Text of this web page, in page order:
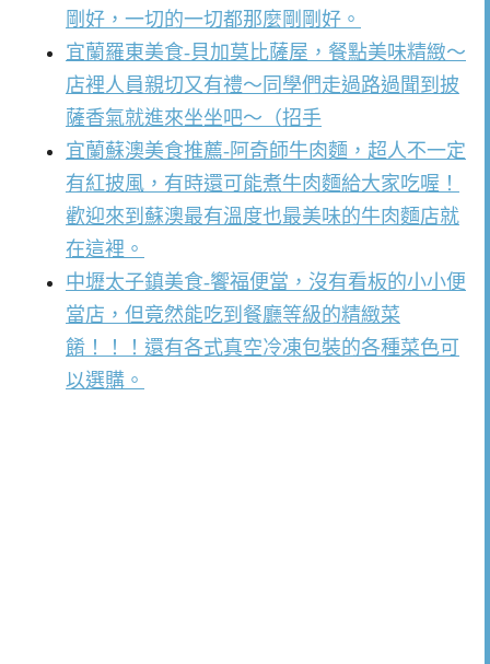
剛好，一切的一切都那麼剛剛好。
宜蘭羅東美食-貝加莫比薩屋，餐點美味精緻～
店裡人員親切又有禮～同學們走過路過聞到披
薩香氣就進來坐坐吧～（招手
宜蘭蘇澳美食推薦-阿奇師牛肉麵，超人不一定
有紅披風，有時還可能煮牛肉麵給大家吃喔！
歡迎來到蘇澳最有溫度也最美味的牛肉麵店就
在這裡。
中壢太子鎮美食-饗福便當，沒有看板的小小便
當店，但竟然能吃到餐廳等級的精緻菜
餚！！！還有各式真空冷凍包裝的各種菜色可
以選購。